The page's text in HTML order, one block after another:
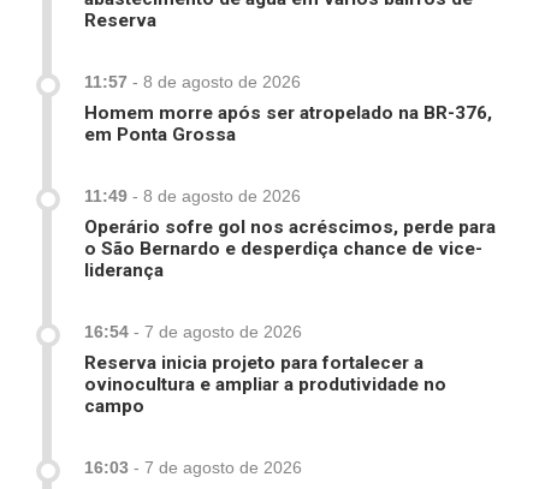
Reserva
11:57 - 8 de agosto de 2026
Homem morre após ser atropelado na BR-376,
em Ponta Grossa
11:49 - 8 de agosto de 2026
Operário sofre gol nos acréscimos, perde para
o São Bernardo e desperdiça chance de vice-
liderança
16:54 - 7 de agosto de 2026
Reserva inicia projeto para fortalecer a
ovinocultura e ampliar a produtividade no
campo
16:03 - 7 de agosto de 2026